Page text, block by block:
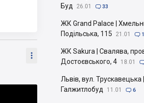

Буд
26.01  33
ЖК Grand Palace |
Подільська, 115
21.01 
ЖК Sakura | Свалява,
Достоєвського, 4 18.01
Львів, вул. Трускавецька |
Галжитлобуд
11.01  6